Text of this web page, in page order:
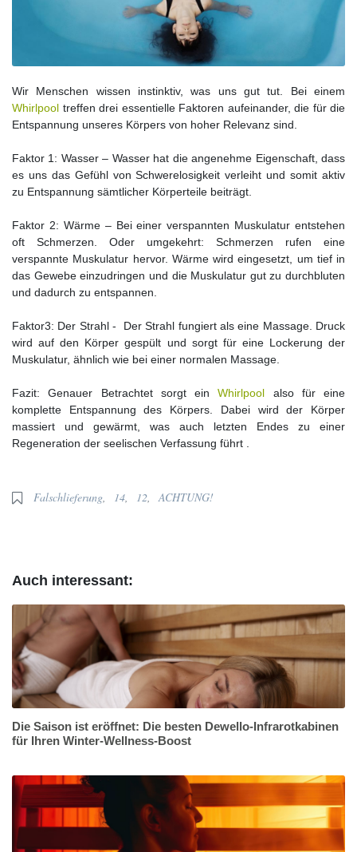
Wir Menschen wissen instinktiv, was uns gut tut. Bei einem
Whirlpool treffen drei essentielle Faktoren aufeinander, die für die
Entspannung unseres Körpers von hoher Relevanz sind.
Faktor 1: Wasser – Wasser hat die angenehme Eigenschaft, dass
es uns das Gefühl von Schwerelosigkeit verleiht und somit aktiv
zu Entspannung sämtlicher Körperteile beiträgt.
Faktor 2: Wärme – Bei einer verspannten Muskulatur entstehen
oft Schmerzen. Oder umgekehrt: Schmerzen rufen eine
verspannte Muskulatur hervor. Wärme wird eingesetzt, um tief in
das Gewebe einzudringen und die Muskulatur gut zu durchbluten
und dadurch zu entspannen.
Faktor3: Der Strahl - Der Strahl fungiert als eine Massage. Druck
wird auf den Körper gespült und sorgt für eine Lockerung der
Muskulatur, ähnlich wie bei einer normalen Massage.
Fazit: Genauer Betrachtet sorgt einWhirlpool also für eine
komplette Entspannung des Körpers. Dabei wird der Körper
massiert und gewärmt, was auch letzten Endes zu einer
Regeneration der seelischen Verfassung führt .
Falschlieferung 14 12 ACHTUNG!
Auch interessant:
Die Saison ist eröffnet: Die besten Dewello-Infrarotkabinen
für Ihren Winter-Wellness-Boost